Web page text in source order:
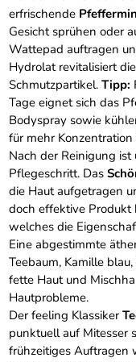
erfrischende
Gesicht sprühen oder
Wattepad auftragen
Hydrolat revitalisiert
Schmutzpartikel.Tipp:
Tage eignet sich das
Bodyspray sowie
für mehr
Nach der Reinigung
Pflegeschritt. Das
die Haut aufgetragen
doch effektive Produkt
welches die
Eine abgestimmte
Teebaum, Kamille
fette Haut und
Hautprobleme.
Der feeling Klassiker
punktuell auf Mitesser
frühzeitiges Auftragen